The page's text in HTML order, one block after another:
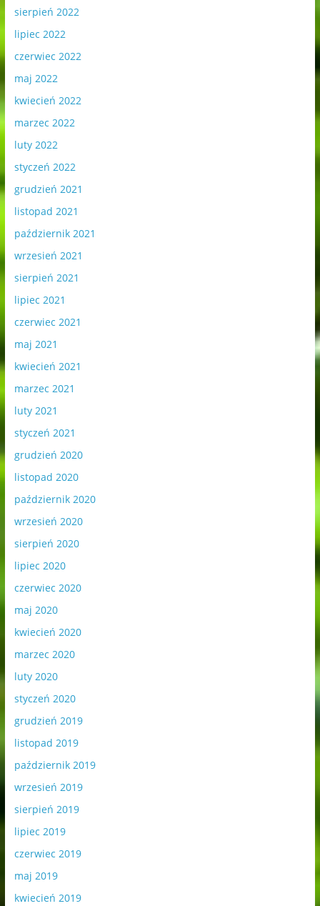
sierpień 2022
lipiec 2022
czerwiec 2022
maj 2022
kwiecień 2022
marzec 2022
luty 2022
styczeń 2022
grudzień 2021
listopad 2021
październik 2021
wrzesień 2021
sierpień 2021
lipiec 2021
czerwiec 2021
maj 2021
kwiecień 2021
marzec 2021
luty 2021
styczeń 2021
grudzień 2020
listopad 2020
październik 2020
wrzesień 2020
sierpień 2020
lipiec 2020
czerwiec 2020
maj 2020
kwiecień 2020
marzec 2020
luty 2020
styczeń 2020
grudzień 2019
listopad 2019
październik 2019
wrzesień 2019
sierpień 2019
lipiec 2019
czerwiec 2019
maj 2019
kwiecień 2019